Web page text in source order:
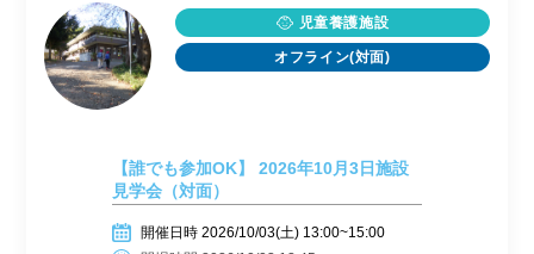
児童養護施設
オフライン(対面)
【誰でも参加OK】 2026年10月3日施設
見学会（対面）
開催日時 2026/10/03(土) 13:00~15:00